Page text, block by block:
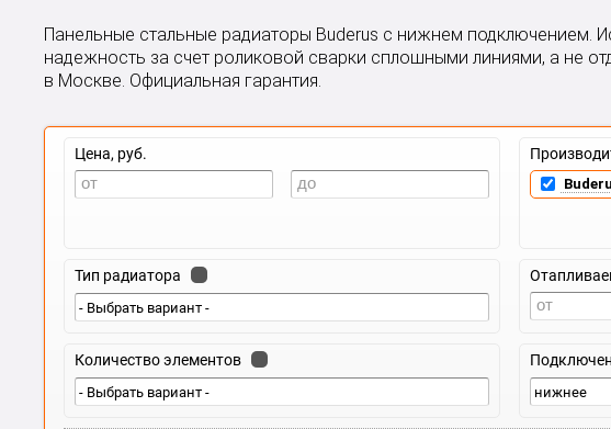
Панельные стальные радиаторы Buderus с нижнем подключением.
надежность за счет роликовой сварки сплошными линиями, а не
в Москве. Официальная гарантия.
Цена, руб.
Тип радиатора
Количество элементов